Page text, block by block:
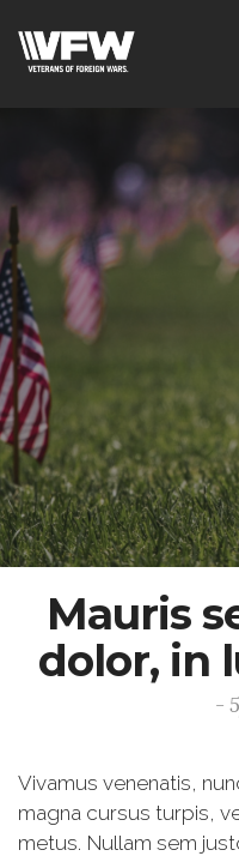
Mauris
dolor, in
-
Vivamus venenatis,
magna cursus turpis,
metus. Nullam sem